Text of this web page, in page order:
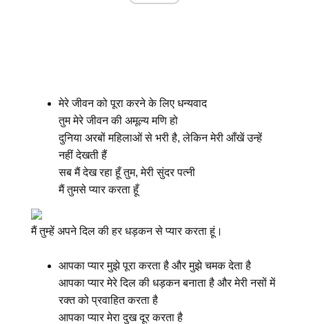
मेरे जीवन को पूरा करने के लिए धन्यवाद
तुम मेरे जीवन की अमूल्य मणि हो
दुनिया अरबों महिलाओं से भरी है, लेकिन मेरी आँखें उन्हें
नहीं देखती हैं
सब मैं देख रहा हूँ तुम, मेरी सुंदर पत्नी
मैं तुमसे प्यार करता हूँ
मैं तुम्हें अपने दिल की हर धड़कन से प्यार करता हूं।
आपका प्यार मुझे पूरा करता है और मुझे चमक देता है
आपका प्यार मेरे दिल की धड़कन बनाता है और मेरी नसों में
रक्त को प्रवाहित करता है
आपका प्यार मेरा दुख दूर करता है